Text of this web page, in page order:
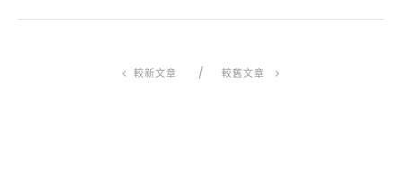
較新文章 較舊文章